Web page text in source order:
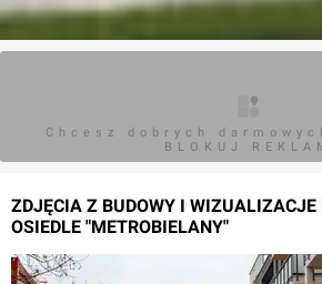
Chcesz dobrych
BLOKUJ
ZDJĘCIA Z BUDOWY I WIZUALIZACJE
OSIEDLE "METROBIELANY"